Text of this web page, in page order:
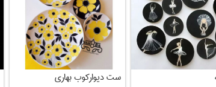
ست دیوارکوب بهاری